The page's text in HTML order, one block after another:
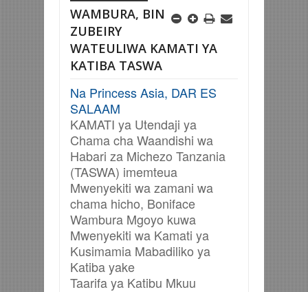
WAMBURA, BIN
ZUBEIRY
WATEULIWA KAMATI YA
KATIBA TASWA
Na Princess Asia, DAR ES
SALAAM
KAMATI ya Utendaji ya
Chama cha Waandishi wa
Habari za Michezo Tanzania
(TASWA) imemteua
Mwenyekiti wa zamani wa
chama hicho, Boniface
Wambura Mgoyo kuwa
Mwenyekiti wa Kamati ya
Kusimamia Mabadiliko ya
Katiba yake
Taarifa ya Katibu Mkuu